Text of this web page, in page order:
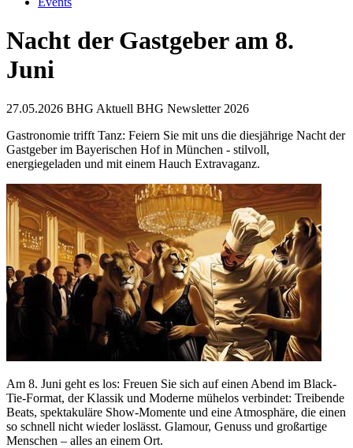
Nacht der Gastgeber am 8.
Juni
27.05.2026 BHG Aktuell BHG Newsletter 2026
Gastronomie trifft Tanz: Feiern Sie mit uns die diesjährige Nacht der
Gastgeber im Bayerischen Hof in München - stilvoll,
energiegeladen und mit einem Hauch Extravaganz.
Am 8. Juni geht es los: Freuen Sie sich auf einen Abend im Black-
Tie-Format, der Klassik und Moderne mühelos verbindet: Treibende
Beats, spektakuläre Show-Momente und eine Atmosphäre, die einen
so schnell nicht wieder loslässt. Glamour, Genuss und großartige
Menschen – alles an einem Ort.